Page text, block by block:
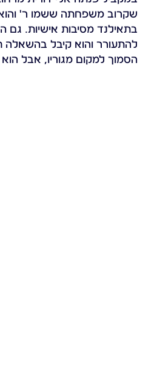
שקרוב משפחתה ששמו ר'
בתאילנד מסיבות אישיות.
להתעורר והוא קיבל בהשאלה
הסמוך למקום מגוריו, אבל